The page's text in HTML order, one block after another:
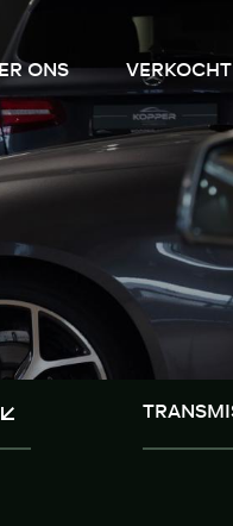
ONS VERKOCHT